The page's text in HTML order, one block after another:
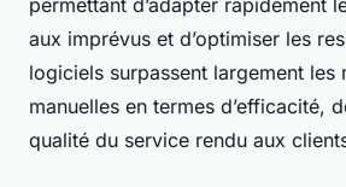
aux imprévus et d’optimiser les
logiciels surpassent largement les
manuelles en termes d’efficacité,
qualité du service rendu aux